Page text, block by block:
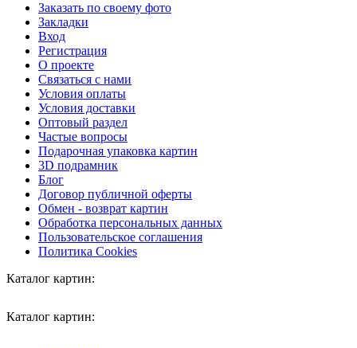
Заказать по своему фото
Закладки
Вход
Регистрация
О проекте
Связаться с нами
Условия оплаты
Условия доставки
Оптовый раздел
Частые вопросы
Подарочная упаковка картин
3D подрамник
Блог
Договор публичной оферты
Обмен - возврат картин
Обработка персональных данных
Пользовательское соглашения
Политика Cookies
Каталог картин:
Каталог картин: